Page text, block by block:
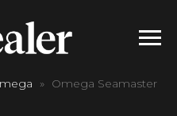
Omega Seamaster